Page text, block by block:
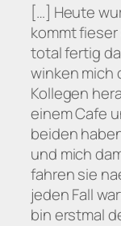
[…] Heute
kommt fieser
total fertig
winken mich
Kollegen
einem Cafe
beiden
und mich
fahren sie
jeden Fall
bin erstmal